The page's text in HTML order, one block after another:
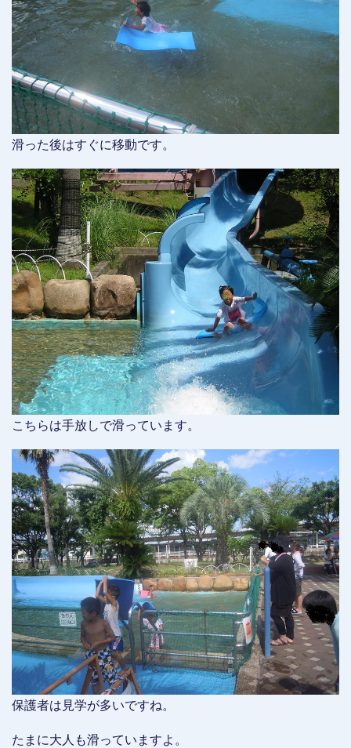
滑った後はすぐに移動です。
こちらは手放しで滑っています。
保護者は見学が多いですね。
たまに大人も滑っていますよ。